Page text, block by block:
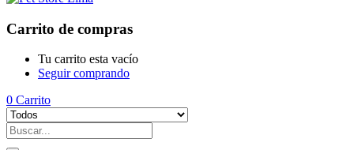
Carrito de compras
Tu carrito esta vacío
Seguir comprando
0 Carrito